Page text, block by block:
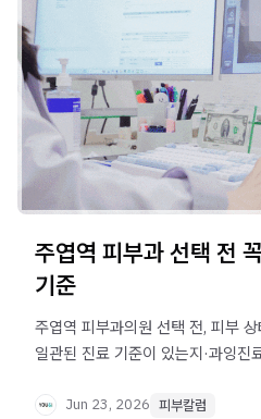
주엽역 피부과 선택 전
기준
주엽역 피부과의원 선택 전, 피부
일관된 진료 기준이 있는지·과잉진
Jun 23, 2026 피부칼럼